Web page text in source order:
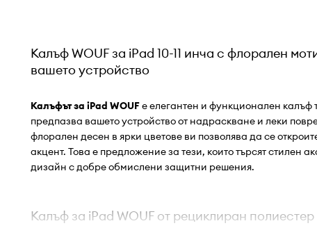
Калъф WOUF за iPad 10-11 инча с флорален
вашето устройство
Калъфът за iPad WOUFе елегантен и функционален калъф
предпазва вашето устройство от надраскване и леки
флорален десен в ярки цветове ви позволява да се
акцент. Това е предложение за тези, които търсят стилен
дизайн с добре обмислени защитни решения.
Калъф за iPad WOUF от рециклиран полиестер